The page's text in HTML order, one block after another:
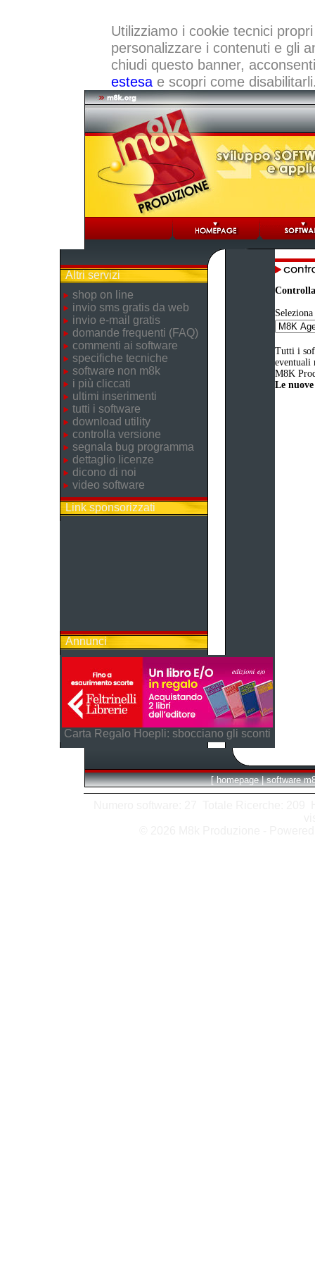
Utilizziamo i cookie tecnici
personalizzare i contenuti e gli
chiudi questo banner,
estesae scopri come
Altri servizi
shop on line
invio sms gratis da web
invio e-mail gratis
domande frequenti (FAQ)
commenti ai software
specifiche tecniche
software non m8k
i più cliccati
ultimi inserimenti
tutti i software
download utility
controlla versione
segnala bug programma
dettaglio licenze
dicono di noi
video software
Link sponsorizzati
Annunci
Carta Regalo Hoepli: sbocciano gli sconti
Tutti i
eventuali
M8K
Le
[ homepage | software